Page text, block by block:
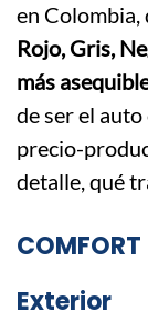
en Colombia,
Rojo, Gris,
más
de ser el
precio-
detalle, qué
COMFORT
Exterior